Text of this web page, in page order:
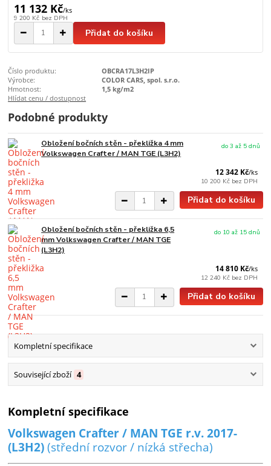
11 132 Kč/ks
9 200 Kč bez DPH
Přidat do košíku
Číslo produktu:
OBCRA17L3H2IP
Výrobce:
COLOR CARS, spol. s.r.o.
Hmotnost:
1,5 kg/m2
Hlídat cenu / dostupnost
Podobné produkty
Obložení bočních stěn - překližka 4 mm
Volkswagen Crafter / MAN TGE (L3H2)
12 342 Kč/ks
10 200 Kč bez DPH
do 3 až 5 dnů
Přidat do košíku
Obložení bočních stěn - překližka 6,5
mm Volkswagen Crafter / MAN TGE
(L3H2)
14 810 Kč/ks
12 240 Kč bez DPH
do 10 až 15 dnů
Přidat do košíku
Kompletní specifikace
Související zboží 4
Kompletní specifikace
Volkswagen Crafter / MAN TGE r.v. 2017-
(L3H2)(střední rozvor / nízká střecha)